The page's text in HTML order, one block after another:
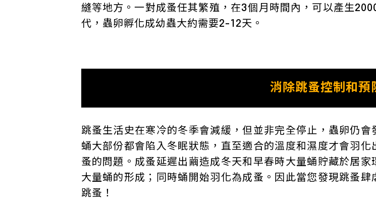
縫等地方。一對成蚤任其繁殖，在3個月時間內，可以產生
代，蟲卵孵化成幼蟲大約需要2-12天。
消除跳蚤控制和預
跳蚤生活史在寒冷的冬季會減緩，但並非完全停止，蟲卵仍
蛹大部份都會陷入冬眠狀態，直至適合的溫度和濕度才會羽
蚤的問題。成蚤延遲出繭造成冬天和早春時大量蛹貯藏於居
大量蛹的形成；同時蛹開始羽化為成蚤。因此當您發現跳蚤
跳蚤！